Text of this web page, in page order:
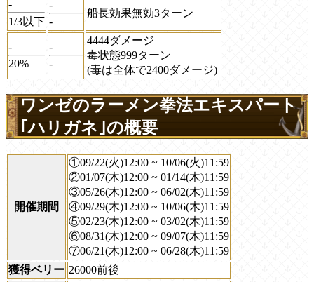
-
1/3以下
-
-
船長効果無効3ターン
-
20%
-
-
4444ダメージ
毒状態999ターン
(毒は全体で2400ダメージ)
ワンゼのラーメン拳法エキスパート
｢ハリガネ｣の概要
開催期間
①09/22(火)12:00 ~ 10/06(火)11:59
②01/07(木)12:00 ~ 01/14(木)11:59
③05/26(木)12:00 ~ 06/02(木)11:59
④09/29(木)12:00 ~ 10/06(木)11:59
⑤02/23(木)12:00 ~ 03/02(木)11:59
⑥08/31(木)12:00 ~ 09/07(木)11:59
⑦06/21(木)12:00 ~ 06/28(木)11:59
獲得ベリー 26000前後